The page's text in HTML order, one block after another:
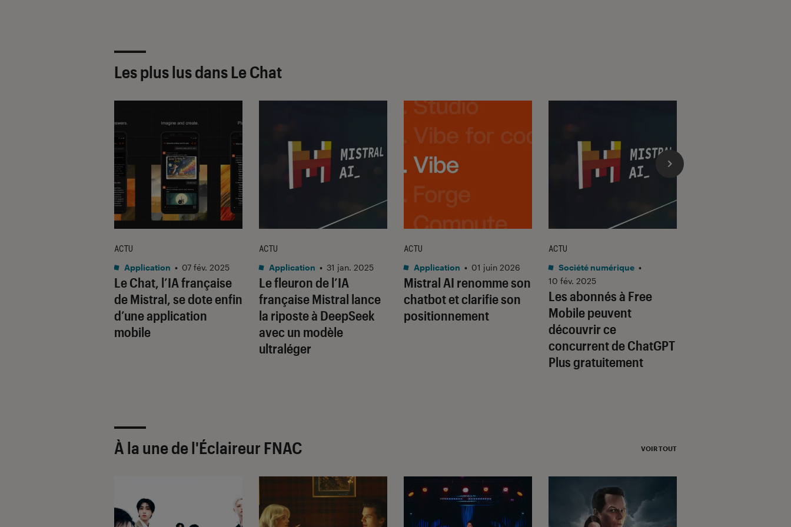
Les plus lus dans Le Chat
Le Chat, l’IA française
de Mistral, se dote enfin
d’une application
mobile
ACTU
Application • 07 fév. 2025
Le fleuron de l’IA
française Mistral lance
la riposte à DeepSeek
avec un modèle
ultraléger
ACTU
Application • 31 jan. 2025
Mistral AI renomme son
chatbot et clarifie son
positionnement
ACTU
Application • 01 juin 2026
Les abonnés à Free
Mobile peuvent
découvrir ce
concurrent de ChatGPT
Plus gratuitement
ACTU
Société numérique •
10 fév. 2025
À la une de l'Éclaireur FNAC VOIR TOUT